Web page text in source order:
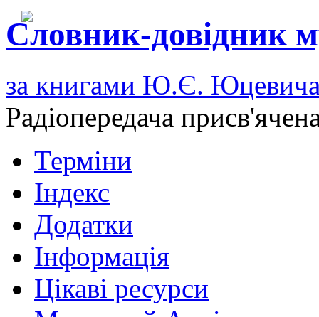
Словник-довідник
за книгами Ю.Є.
Радіопередача
Терміни
Індекс
Додатки
Інформація
Цікаві ресурси